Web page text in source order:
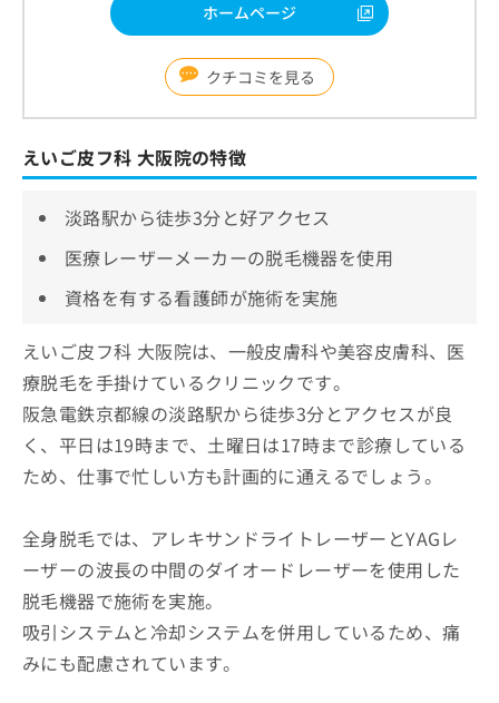
ホームページ
クチコミを見る
えいご皮フ科 大阪院の特徴
淡路駅から徒歩3分と好アクセス
医療レーザーメーカーの脱毛機器を使用
資格を有する看護師が施術を実施
えいご皮フ科 大阪院は、一般皮膚科や美容皮膚科、医
療脱毛を手掛けているクリニックです。
阪急電鉄京都線の淡路駅から徒歩3分とアクセスが良
く、平日は19時まで、土曜日は17時まで診療している
ため、仕事で忙しい方も計画的に通えるでしょう。
全身脱毛では、アレキサンドライトレーザーとYAGレ
ーザーの波長の中間のダイオードレーザーを使用した
脱毛機器で施術を実施。
吸引システムと冷却システムを併用しているため、痛
みにも配慮されています。